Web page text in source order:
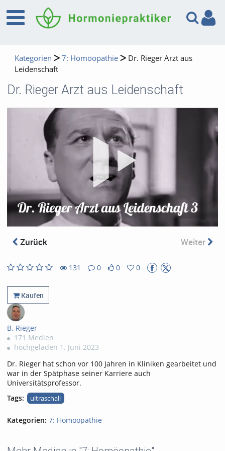
Kategorien 7: Homöopathie
Dr. Rieger Arzt aus
Leidenschaft
Dr. Rieger Arzt aus Leidenschaft
Zurück Weiter
131
views
0
Kommentare
0
likes
0
favorites
Kaufen
B. Rieger
171 Medien
hochgeladen 1. Juni 2023
Dr. Rieger hat schon vor 100 Jahren in Kliniken gearbeitet und
war in der Spätphase seiner Karriere auch
Universitätsprofessor.
Tags:
ultraschall
Kategorien: 7: Homöopathie